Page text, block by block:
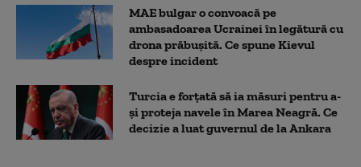
MAE bulgar o convoacă pe
ambasadoarea Ucrainei în legătură cu
drona prăbuşită. Ce spune Kievul
despre incident
Turcia e forțată să ia măsuri pentru a-
și proteja navele în Marea Neagră. Ce
decizie a luat guvernul de la Ankara